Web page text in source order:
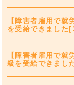
【障害者雇用で
を受給できました
【障害者雇用で
級を受給できまし